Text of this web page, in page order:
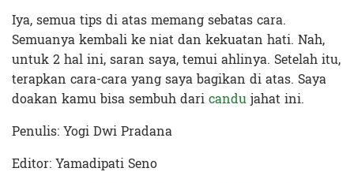
Iya, semua tips di atas memang sebatas cara.
Semuanya kembali ke niat dan kekuatan hati. Nah,
untuk 2 hal ini, saran saya, temui ahlinya. Setelah itu,
terapkan cara-cara yang saya bagikan di atas. Saya
doakan kamu bisa sembuh daricandujahat ini.
Penulis: Yogi Dwi Pradana
Editor: Yamadipati Seno